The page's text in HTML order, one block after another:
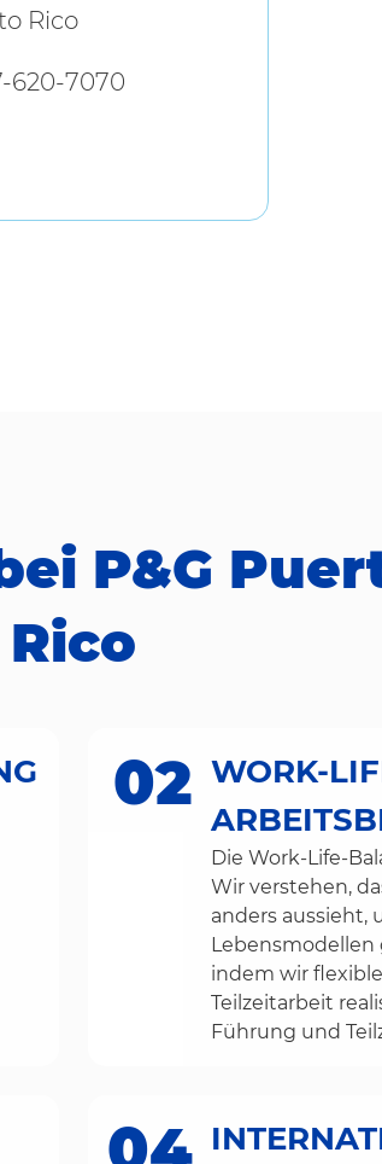
Rico
620-7070
P&G
Rico
02 WORK-
Die Work-Life-
Wir verstehen,
anders aussieht,
Lebensmodellen
indem wir
Teilzeitarbeit
Führung und